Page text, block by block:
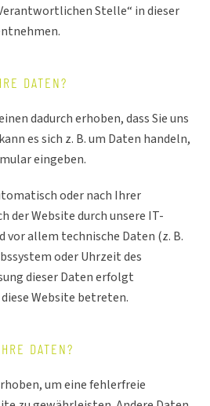
Stelle“ in dieser
DATEN?
dadurch erhoben, dass Sie uns
es sich z. B. um Daten handeln,
eingeben.
oder nach Ihrer
der Website durch unsere IT-
vor allem technische Daten (z. B.
oder Uhrzeit des
dieser Daten erfolgt
Website betreten.
DATEN?
um eine fehlerfreie